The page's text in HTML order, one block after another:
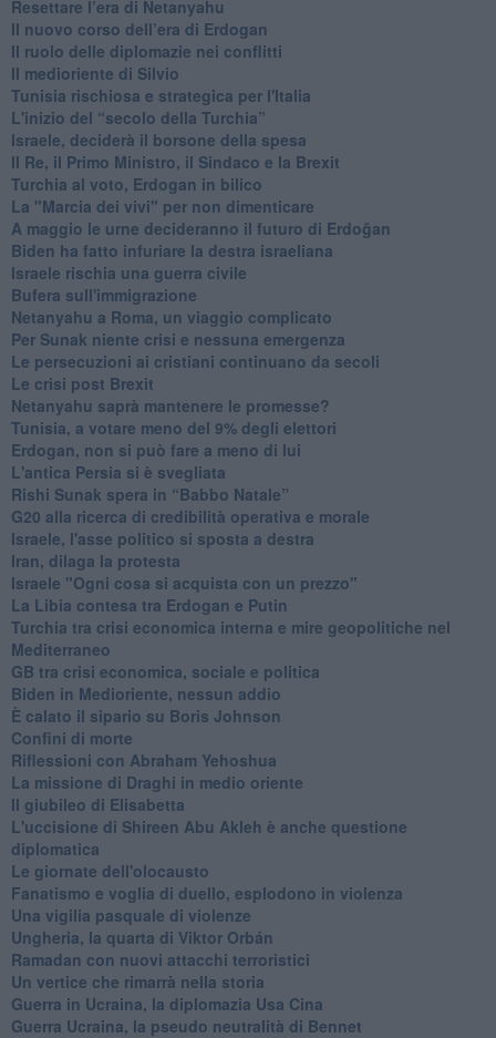
Resettare l’era di Netanyahu
​Il nuovo corso dell’era di Erdogan
Il ruolo delle diplomazie nei conflitti
Il medioriente di Silvio
Tunisia rischiosa e strategica per l'Italia
L'inizio del “secolo della Turchia”
Israele, deciderà il borsone della spesa
Il Re, il Primo Ministro, il Sindaco e la Brexit
Turchia al voto, Erdogan in bilico
La "Marcia dei vivi" per non dimenticare
A maggio le urne decideranno il futuro di Erdoğan
Biden ha fatto infuriare la destra israeliana
Israele rischia una guerra civile
Bufera sull'immigrazione
Netanyahu a Roma, un viaggio complicato
Per Sunak niente crisi e nessuna emergenza
Le persecuzioni ai cristiani continuano da secoli
Le crisi post Brexit
Netanyahu saprà mantenere le promesse?
Tunisia, a votare meno del 9% degli elettori
Erdogan, non si può fare a meno di lui
L'antica Persia si è svegliata
Rishi Sunak spera in “Babbo Natale”
G20 alla ricerca di credibilità operativa e morale
Israele, l'asse politico si sposta a destra
Iran, dilaga la protesta
Israele "Ogni cosa si acquista con un prezzo"
La Libia contesa tra Erdogan e Putin
Turchia tra crisi economica interna e mire geopolitiche nel
Mediterraneo
GB tra crisi economica, sociale e politica
Biden in Medioriente, nessun addio
È calato il sipario su Boris Johnson
Confini di morte
Riflessioni con Abraham Yehoshua
La missione di Draghi in medio oriente
Il giubileo di Elisabetta
L'uccisione di Shireen Abu Akleh è anche questione
diplomatica
Le giornate dell'olocausto
Fanatismo e voglia di duello, esplodono in violenza
Una vigilia pasquale di violenze
Ungheria, la quarta di Viktor Orbán
Ramadan con nuovi attacchi terroristici
Un vertice che rimarrà nella storia
Guerra in Ucraina, la diplomazia Usa Cina
Guerra Ucraina, la pseudo neutralità di Bennet